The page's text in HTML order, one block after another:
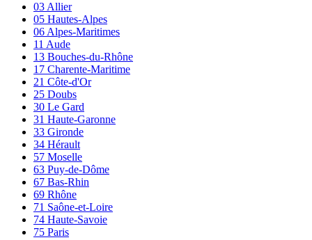
03 Allier
05 Hautes-Alpes
06 Alpes-Maritimes
11 Aude
13 Bouches-du-Rhône
17 Charente-Maritime
21 Côte-d'Or
25 Doubs
30 Le Gard
31 Haute-Garonne
33 Gironde
34 Hérault
57 Moselle
63 Puy-de-Dôme
67 Bas-Rhin
69 Rhône
71 Saône-et-Loire
74 Haute-Savoie
75 Paris